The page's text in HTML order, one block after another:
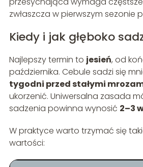
zwłaszcza w pierwszym sezonie
Kiedy i jak głęboko
Najlepszy termin to jesień, od
października. Cebule sadzi się
tygodni przed stałymi
ukorzenić. Uniwersalna zasada
sadzenia powinna wynosić 2–3
W praktyce warto trzymać się
wartości: